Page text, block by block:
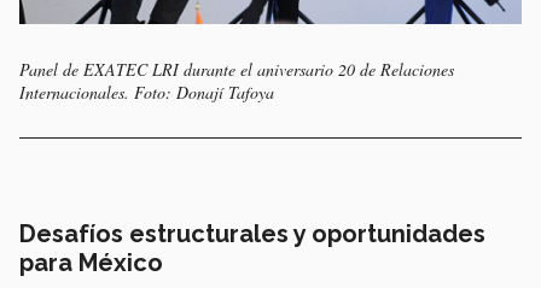
Panel de EXATEC LRI durante el aniversario 20 de Relaciones
Internacionales. Foto: Donají Tafoya
Desafíos estructurales y oportunidades
para México